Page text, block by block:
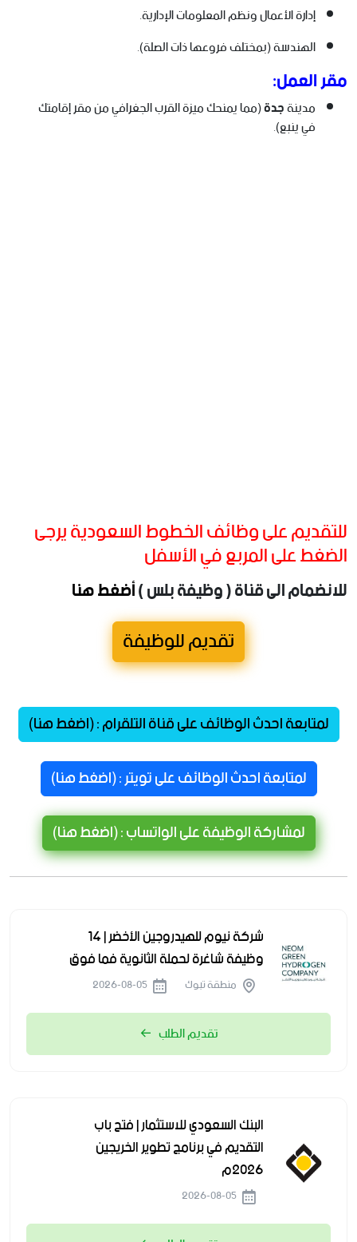
إدارة الأعمال ونظم المعلومات الإدارية.
الهندسة (بمختلف فروعها ذات الصلة).
مقر العمل:
مدينةجدة(مما يمنحك ميزة القرب الجغرافي من مقر إقامتك
في ينبع).
للتقديم على وظائف الخطوط السعودية يرجى
الضغط على المربع في الأسفل
للانضمام الى قناة ( وظيفة بلس )أضغط هنا
تقديم للوظيفة
لمتابعة احدث الوظائف على قناة التلقرام : (اضغط هنا)
لمتابعة احدث الوظائف على تويتر : (اضغط هنا)
لمشاركة الوظيفة على الواتساب : (اضغط هنا)
شركة نيوم للهيدروجين الأخضر | 14
وظيفة شاغرة لحملة الثانوية فما فوق
منطقة تبوك
تقديم الطلب
البنك السعودي للاستثمار | فتح باب
التقديم في برنامج تطوير الخريجين
2026م